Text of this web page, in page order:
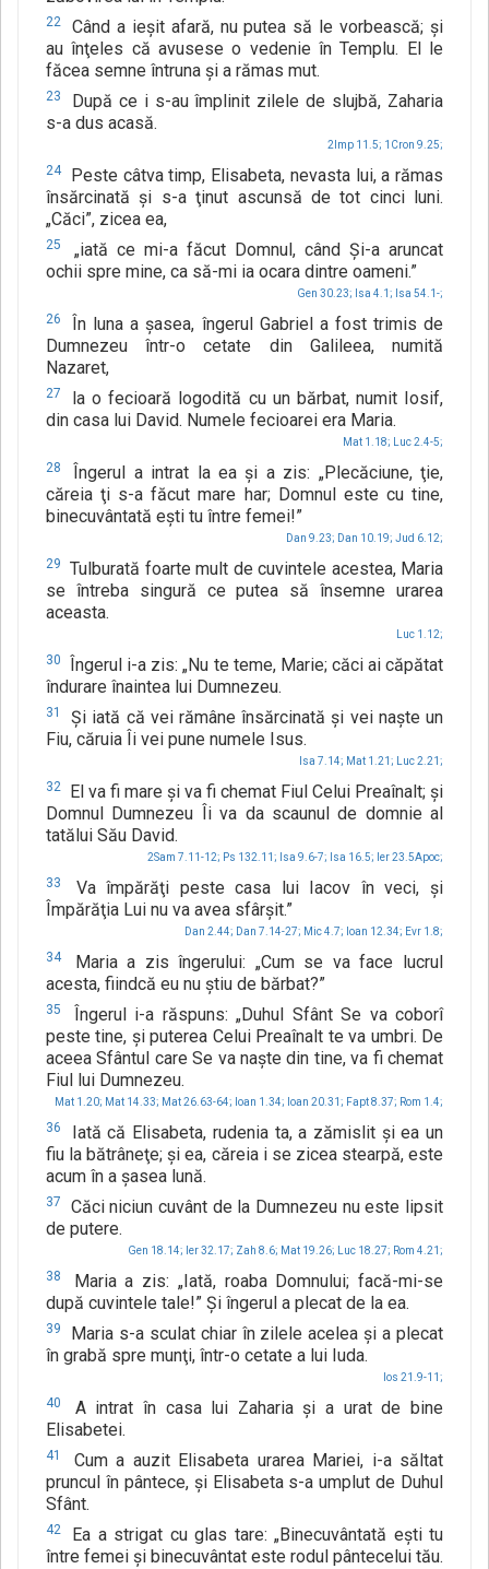
22
Când a ieşit afară, nu putea să le vorbească; şi
au înţeles că avusese o vedenie în Templu. El le
făcea semne întruna şi a rămas mut.
23
După ce i s-au împlinit zilele de slujbă, Zaharia
s-a dus acasă.
2Imp 11.5; 1Cron 9.25;
24
Peste câtva timp, Elisabeta, nevasta lui, a rămas
însărcinată şi s-a ţinut ascunsă de tot cinci luni.
„Căci”, zicea ea,
25
„iată ce mi-a făcut Domnul, când Şi-a aruncat
ochii spre mine, ca să-mi ia ocara dintre oameni.”
Gen 30.23; Isa 4.1; Isa 54.1-;
26
În luna a şasea, îngerul Gabriel a fost trimis de
Dumnezeu într-o cetate din Galileea, numită
Nazaret,
27
la o fecioară logodită cu un bărbat, numit Iosif,
din casa lui David. Numele fecioarei era Maria.
Mat 1.18; Luc 2.4-5;
28
Îngerul a intrat la ea şi a zis: „Plecăciune, ţie,
căreia ţi s-a făcut mare har; Domnul este cu tine,
binecuvântată eşti tu între femei!”
Dan 9.23; Dan 10.19; Jud 6.12;
29
Tulburată foarte mult de cuvintele acestea, Maria
se întreba singură ce putea să însemne urarea
aceasta.
Luc 1.12;
30
Îngerul i-a zis: „Nu te teme, Marie; căci ai căpătat
îndurare înaintea lui Dumnezeu.
31
Şi iată că vei rămâne însărcinată şi vei naşte un
Fiu, căruia Îi vei pune numele Isus.
Isa 7.14; Mat 1.21; Luc 2.21;
32
El va fi mare şi va fi chemat Fiul Celui Preaînalt; şi
Domnul Dumnezeu Îi va da scaunul de domnie al
tatălui Său David.
2Sam 7.11-12; Ps 132.11; Isa 9.6-7; Isa 16.5; Ier 23.5Apoc;
33
Va împărăţi peste casa lui Iacov în veci, şi
Împărăţia Lui nu va avea sfârşit.”
Dan 2.44; Dan 7.14-27; Mic 4.7; Ioan 12.34; Evr 1.8;
34
Maria a zis îngerului: „Cum se va face lucrul
acesta, fiindcă eu nu ştiu de bărbat?”
35
Îngerul i-a răspuns: „Duhul Sfânt Se va coborî
peste tine, şi puterea Celui Preaînalt te va umbri. De
aceea Sfântul care Se va naşte din tine, va fi chemat
Fiul lui Dumnezeu.
Mat 1.20; Mat 14.33; Mat 26.63-64; Ioan 1.34; Ioan 20.31; Fapt 8.37; Rom 1.4;
36
Iată că Elisabeta, rudenia ta, a zămislit şi ea un
fiu la bătrâneţe; şi ea, căreia i se zicea stearpă, este
acum în a şasea lună.
37
Căci niciun cuvânt de la Dumnezeu nu este lipsit
de putere.
Gen 18.14; Ier 32.17; Zah 8.6; Mat 19.26; Luc 18.27; Rom 4.21;
38
Maria a zis: „Iată, roaba Domnului; facă-mi-se
după cuvintele tale!” Şi îngerul a plecat de la ea.
39
Maria s-a sculat chiar în zilele acelea şi a plecat
în grabă spre munţi, într-o cetate a lui Iuda.
Ios 21.9-11;
40
A intrat în casa lui Zaharia şi a urat de bine
Elisabetei.
41
Cum a auzit Elisabeta urarea Mariei, i-a săltat
pruncul în pântece, şi Elisabeta s-a umplut de Duhul
Sfânt.
42
Ea a strigat cu glas tare: „Binecuvântată eşti tu
între femei şi binecuvântat este rodul pântecelui tău.